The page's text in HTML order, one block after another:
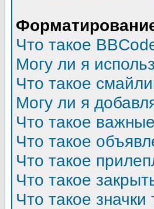
Что такое
Могу ли я
Что такое
Могу ли я
Что такое
Что такое
Что такое
Что такое
Что такое значки